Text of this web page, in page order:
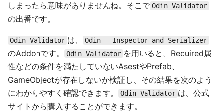
しまったら意味がありませんね。そこで Odin Validator
の出番です。
Odin Validator は、 Odin - Inspector and Serializer
のAddonです。 Odin Validator を用いると、Required属
性などの条件を満たしていないAsestやPrefab、
GameObjectが存在しないか検証し、その結果を次のよう
にわかりやすく確認できます。
Odin Validator は、公式
サイトから購入することができます。